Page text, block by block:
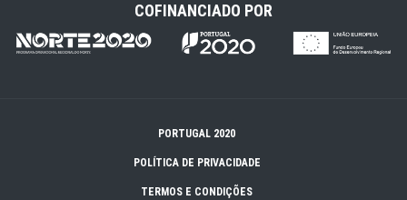
COFINANCIADO POR
PORTUGAL 2020
POLÍTICA DE PRIVACIDADE
TERMOS E CONDIÇÕES